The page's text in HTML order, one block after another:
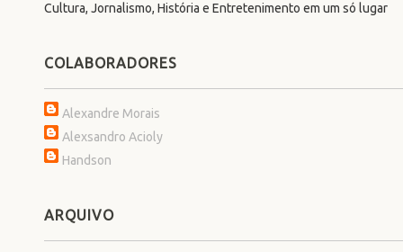
Cultura, Jornalismo, História e Entretenimento em um só lugar
COLABORADORES
Alexandre Morais
Alexsandro Acioly
Handson
ARQUIVO